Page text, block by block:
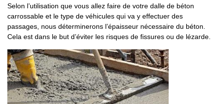
Selon l’utilisation que vous allez faire de votre dalle de béton
carrossable et le type de véhicules qui va y effectuer des
passages, nous déterminerons l’épaisseur nécessaire du béton.
Cela est dans le but d’éviter les risques de fissures ou de lézarde.